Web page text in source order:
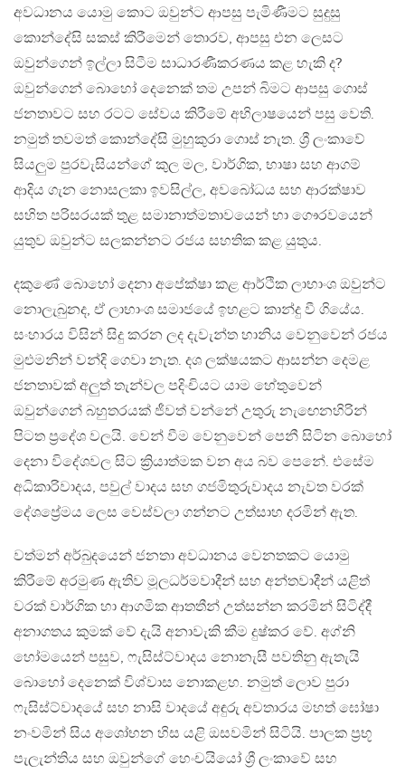
අවධානය යොමු කොට ඔවුන්ට ආපසු පැමිණීමට සුදුසු
කොන්දේසි සකස් කිරීමෙන් තොරව, ආපසු එන ලෙසට
ඔවුන්ගෙන් ඉල්ලා සිටීම සාධාරණීකරණය කළ හැකි ද?
ඔවුන්ගෙන් බොහෝ දෙනෙක් තම උපන් බිමට ආපසු ගොස්
ජනතාවට සහ රටට සේවය කිරීමේ අභිලාෂයෙන් පසු වෙති.
නමුත් තවමත් කොන්දේසි මුහුකුරා ගොස් නැත. ශ්‍රී ලංකාවේ
සියලුම පුරවැසියන්ගේ කුල මල, වාර්ගික, භාෂා සහ ආගම්
ආදිය ගැන නොසලකා ඉවසිල්ල, අවබෝධය සහ ආරක්ෂාව
සහිත පරිසරයක් තුළ සමානාත්මතාවයෙන් හා ගෞරවයෙන්
යුතුව ඔවුන්ට සලකන්නට රජය සහතික කළ යුතුය.
දකුණේ බොහෝ දෙනා අපේක්ෂා කළ ආර්ථික ලාභාංශ ඔවුන්ට
නොලැබුනද, ඒ ලාභාංශ සමාජයේ ඉහළට කාන්දු වී ගියේය.
සංහාරය විසින් සිදු කරන ලද දැවැන්ත හානිය වෙනුවෙන් රජය
මුළුමනින් වන්දි ගෙවා නැත. දශ ලක්ෂයකට ආසන්න දෙමළ
ජනතාවක් අලුත් තැන්වල පදිංචියට යාම හේතුවෙන්
ඔවුන්ගෙන් බහුතරයක් ජීවත් වන්නේ උතුරු නැඟෙනහිරින්
පිටත ප්‍රදේශ වලයි. වෙන් වීම වෙනුවෙන් පෙනී සිටින බොහෝ
දෙනා විදේශවල සිට ක්‍රියාත්මක වන අය බව පෙනේ. එසේම
අධිකාරිවාදය, පවුල් වාදය සහ ගජමිතුරුවාදය නැවත වරක්
දේශප්‍රේමය ලෙස වෙස්වලා ගන්නට උත්සාහ දරමින් ඇත.
වත්මන් අර්බුදයෙන් ජනතා අවධානය වෙනතකට යොමු
කිරීමේ අරමුණ ඇතිව මූලධර්මවාදීන් සහ අන්තවාදීන් යළිත්
වරක් වාර්ගික හා ආගමික ආතතීන් උත්සන්න කරමින් සිටිද්දී
අනාගතය කුමක් වේ දැයි අනාවැකි කීම දුෂ්කර වේ. අග්නි
හෝමයෙන් පසුව, ෆැසිස්ට්වාදය නොනැසී පවතිනු ඇතැයි
බොහෝ දෙනෙක් විශ්වාස නොකළහ. නමුත් ලොව පුරා
ෆැසිස්ට්වාදයේ සහ නාසි වාදයේ අඳුරු අවතාරය මහත් ඝෝෂා
නංවමින් සිය අශෝභන හිස යළි ඔසවමින් සිටියි. පාලක ප්‍රභූ
පැලැන්තිය සහ ඔවුන්ගේ හෙංචයියෝ ශ්‍රී ලංකාවේ සහ